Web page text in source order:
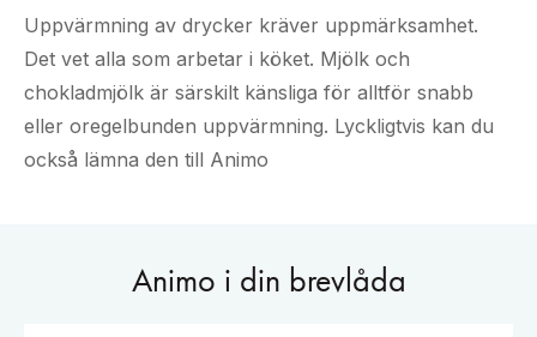
Uppvärmning av drycker kräver uppmärksamhet.
Det vet alla som arbetar i köket. Mjölk och
chokladmjölk är särskilt känsliga för alltför snabb
eller oregelbunden uppvärmning. Lyckligtvis kan du
också lämna den till Animo
Animo i din brevlåda